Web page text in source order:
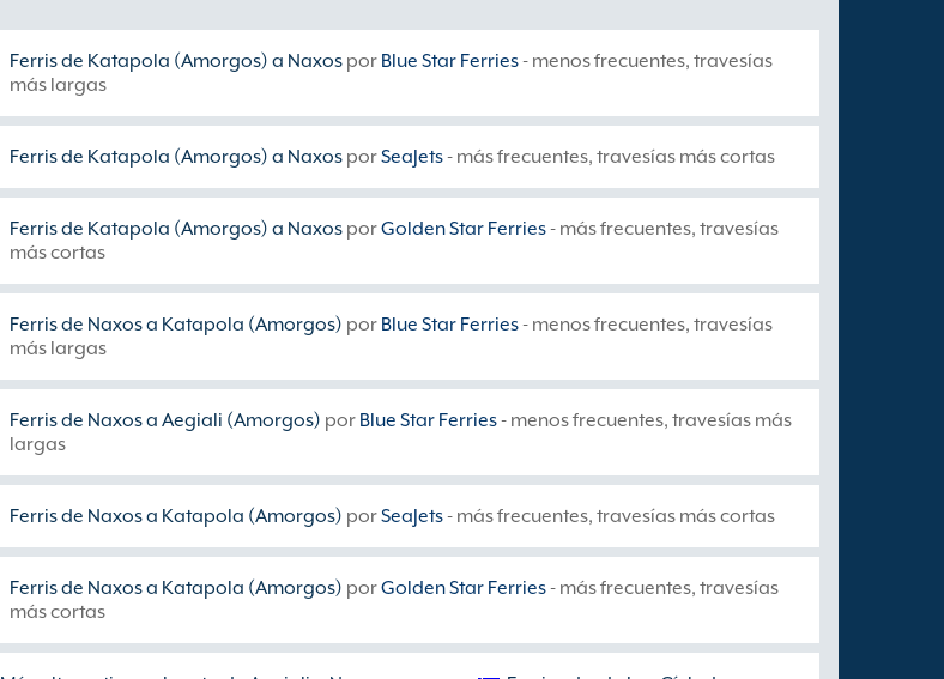
Ferris de Katapola (Amorgos) a Naxos por Blue Star Ferries- menos frecuentes, travesías
más largas
Ferris de Katapola (Amorgos) a Naxos porSeaJets- más frecuentes, travesías más cortas
Ferris de Katapola (Amorgos) a Naxos porGolden Star Ferries- más frecuentes, travesías
más cortas
Ferris de Naxos a Katapola (Amorgos) por Blue Star Ferries- menos frecuentes, travesías
más largas
Ferris de Naxos a Aegiali (Amorgos) por Blue Star Ferries- menos frecuentes, travesías más
largas
Ferris de Naxos a Katapola (Amorgos) porSeaJets- más frecuentes, travesías más cortas
Ferris de Naxos a Katapola (Amorgos) porGolden Star Ferries- más frecuentes, travesías
más cortas